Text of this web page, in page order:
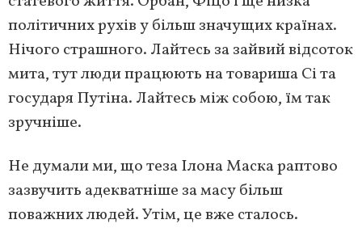
політичних рухів у більш значущих країнах.
Нічого страшного. Лайтесь за зайвий відсоток
мита, тут люди працюють на товариша Сі та
государя Путіна. Лайтесь між собою, їм так
зручніше.
Не думали ми, що теза Ілона Маска раптово
зазвучить адекватніше за масу більш
поважних людей. Утім, це вже сталось.